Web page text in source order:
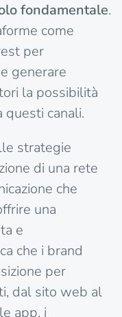
fondamentale.
come
per
generare
la possibilità
canali.
strategie
di una rete
che
una
e
che i brand
per
dal sito web al
app, i